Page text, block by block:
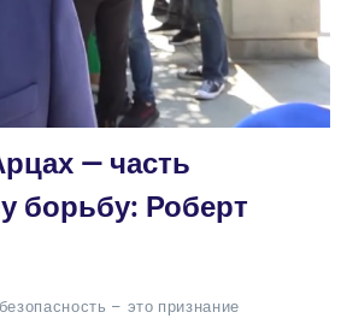
— часть
борьбу: Роберт
– это признание